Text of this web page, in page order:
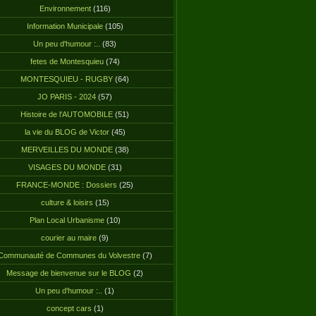
Environnement(116)
Information Municipale(105)
Un peu d'humour :.. (83)
fetes de Montesquieu(74)
MONTESQUIEU - RUGBY (64)
JO PARIS - 2024 (57)
Histoire de l'AUTOMOBILE (51)
la vie du BLOG de Victor(45)
MERVEILLES DU MONDE(38)
VISAGES DU MONDE(31)
FRANCE-MONDE : Dossiers (25)
culture & loisirs (15)
Plan Local Urbanisme(10)
courier au maire (9)
de Communes du Volvestre(7)
Message de bienvenue sur le BLOG (2)
Un peu d'humour :.. (1)
concept cars (1)